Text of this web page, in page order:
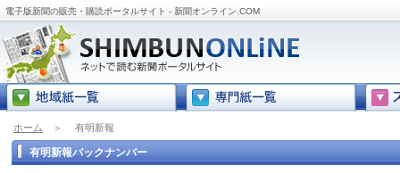
電子版新聞の販売・購読ポータルサイト - 新聞オンライン.COM
ホーム ＞ 有明新報
有明新報バックナンバー